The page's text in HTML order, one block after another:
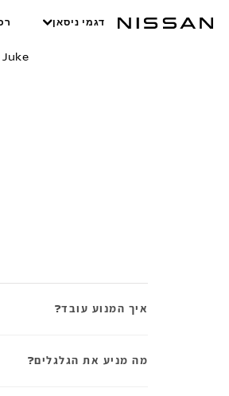
לתוכן
לתפריט
דגמי ניסאן
איך המנוע עובד?
מה מניע את הגלגלים?